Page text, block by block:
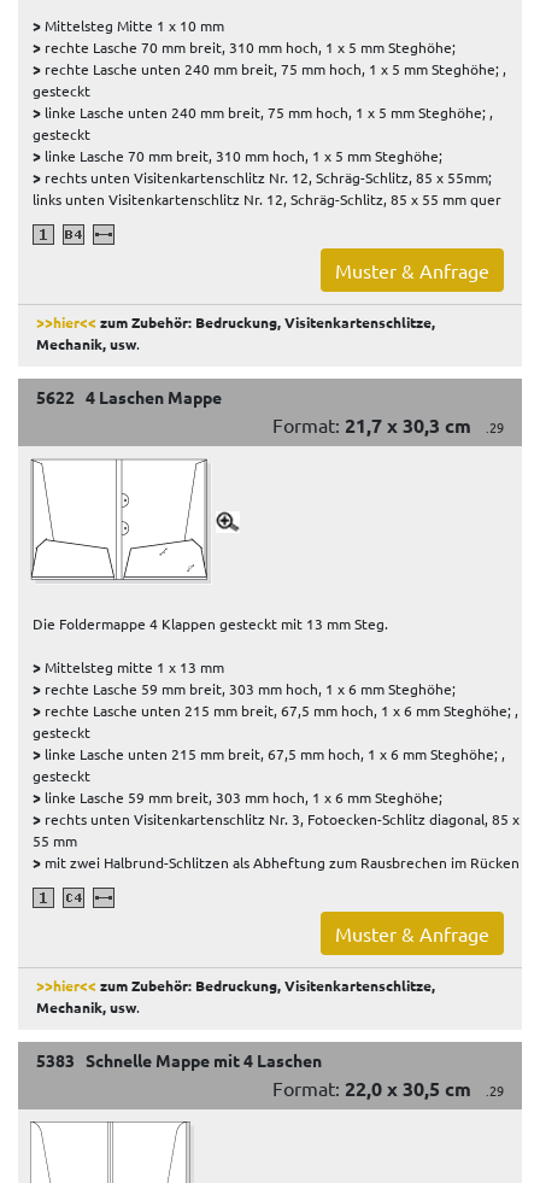
>Mittelsteg Mitte 1 x 10 mm
> rechte Lasche 70 mm breit, 310 mm hoch, 1 x 5 mm Steghöhe;
> rechte Lasche unten 240 mm breit, 75 mm hoch, 1 x 5 mm Steghöhe; ,
gesteckt
> linke Lasche unten 240 mm breit, 75 mm hoch, 1 x 5 mm Steghöhe; ,
gesteckt
> linke Lasche 70 mm breit, 310 mm hoch, 1 x 5 mm Steghöhe;
> rechts unten Visitenkartenschlitz Nr. 12, Schräg-Schlitz, 85 x 55mm;
links unten Visitenkartenschlitz Nr. 12, Schräg-Schlitz, 85 x 55 mm quer
Muster & Anfrage
>>hier<<zum Zubehör: Bedruckung, Visitenkartenschlitze,
Mechanik, usw.
5622 4 Laschen Mappe
Format: 21,7 x 30,3 cm .29
Die Foldermappe 4 Klappen gesteckt mit 13 mm Steg.
>Mittelsteg mitte 1 x 13 mm
> rechte Lasche 59 mm breit, 303 mm hoch, 1 x 6 mm Steghöhe;
> rechte Lasche unten 215 mm breit, 67,5 mm hoch, 1 x 6 mm Steghöhe; ,
gesteckt
> linke Lasche unten 215 mm breit, 67,5 mm hoch, 1 x 6 mm Steghöhe; ,
gesteckt
> linke Lasche 59 mm breit, 303 mm hoch, 1 x 6 mm Steghöhe;
> rechts unten Visitenkartenschlitz Nr. 3, Fotoecken-Schlitz diagonal, 85 x
55 mm
> mit zwei Halbrund-Schlitzen als Abheftung zum Rausbrechen im Rücken
Muster & Anfrage
>>hier<<zum Zubehör: Bedruckung, Visitenkartenschlitze,
Mechanik, usw.
5383 Schnelle Mappe mit 4 Laschen
Format: 22,0 x 30,5 cm .29